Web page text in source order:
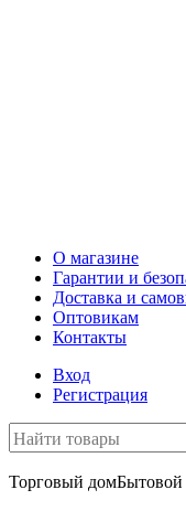
О магазине
Гарантии и
Доставка и
Оптовикам
Контакты
Вход
Регистрация
Торговый домБытовой